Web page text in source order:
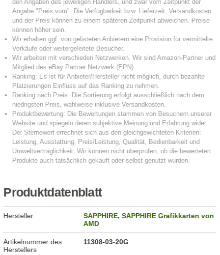
Produktdatenblatt
Hersteller SAPPHIRE,SAPPHIRE Grafikkarten von
AMD
Artikelnummer des
Herstellers
11308-03-20G